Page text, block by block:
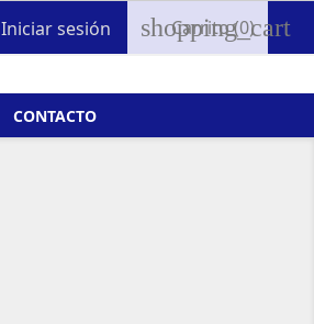
Iniciar sesión shopping_cart
Carrito(0)
CONTACTO